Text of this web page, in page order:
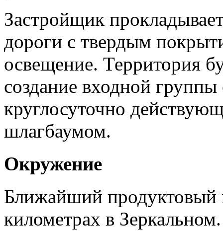
Застройщик
дороги с твердым
освещение. Территория
создание входной группы
круглосуточно
шлагбаумом.
Окружение
Ближайший продуктовый
километрах в